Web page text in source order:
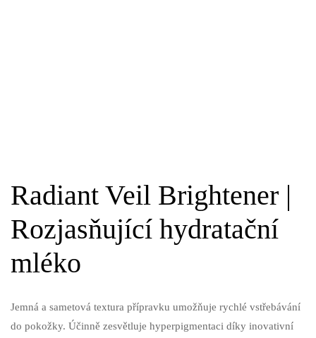
Radiant Veil Brightener |
Rozjasňující hydratační
mléko
Jemná a sametová textura přípravku umožňuje rychlé vstřebávání
do pokožky. Účinně zesvětluje hyperpigmentaci díky inovativní